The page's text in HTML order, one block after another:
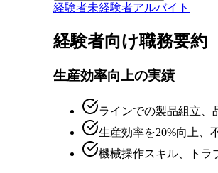
経験者未経験者アルバイト
経験者向け職務要約
生産効率向上の実績
ラインでの製品組立、
生産効率を20%向上、
機械操作スキル、トラ